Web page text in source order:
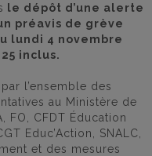
le dépôt d’une alerte
préavis de grève
lundi 4 novembre
inclus.
l’ensemble des
au Ministère de
FO, CFDT Éducation
Educ’Action, SNALC,
et des mesures